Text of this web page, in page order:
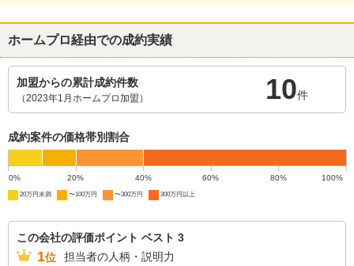
ホームプロ経由での成約実績
加盟からの累計成約件数
（2023年1月ホームプロ加盟） 10件
成約案件の価格帯別割合
0% 20% 40% 60% 80% 100%
20万円未満 〜100万円 〜300万円 300万円以上
この会社の評価ポイント ベスト 3
1位 担当者の人柄・説明力